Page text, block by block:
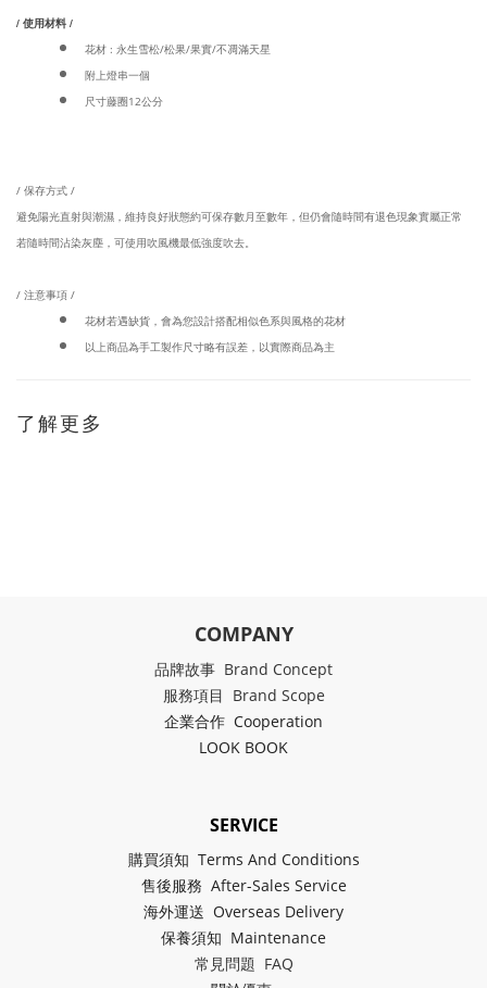
/ 使用材料 /
花材 : 永生雪松/松果/果實/不凋滿天星
附上燈串一個
尺寸藤圈12公分
/ 保存方式 /
避免陽光直射與潮濕，維持良好狀態約可保存數月至數年，但仍會隨時間有退色現象實屬正常
若隨時間沾染灰塵，可使用吹風機最低強度吹去。
/ 注意事項 /
花材若遇缺貨，會為您設計搭配相似色系與風格的花材
以上商品為手工製作尺寸略有誤差，以實際商品為主
了解更多
COMPANY
品牌故事 Brand Concept
服務項目 Brand Scope
企業合作 Cooperation
LOOK BOOK
SERVICE
購買須知 Terms And Conditions
售後服務 After-Sales Service
海外運送 Overseas Delivery
保養須知 Maintenance
常見問題 FAQ